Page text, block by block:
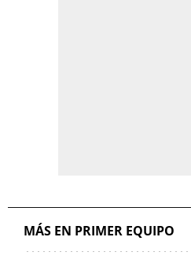
MÁS EN PRIMER EQUIPO